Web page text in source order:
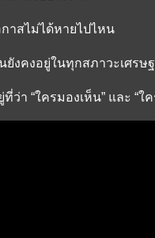
าสไม่ได้หายไปไหน
ยังคงอยู่ในทุกสภาวะเศรษ
ที่ว่า “ใครมองเห็น” และ “ใ